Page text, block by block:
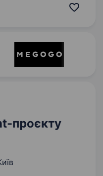
експертів та
проєкту